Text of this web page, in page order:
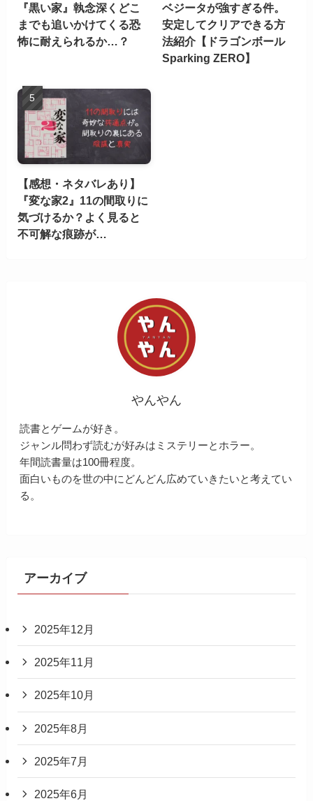
『黒い家』執念深くどこ
までも追いかけてくる恐
怖に耐えられるか…？
ベジータが強すぎる件。
安定してクリアできる方
法紹介【ドラゴンボール
Sparking ZERO】
【感想・ネタバレあり】
『変な家2』11の間取りに
気づけるか？よく見ると
不可解な痕跡が…
やんやん
読書とゲームが好き。
ジャンル問わず読むが好みはミステリーとホラー。
年間読書量は100冊程度。
面白いものを世の中にどんどん広めていきたいと考えてい
る。
アーカイブ
2025年12月
2025年11月
2025年10月
2025年8月
2025年7月
2025年6月